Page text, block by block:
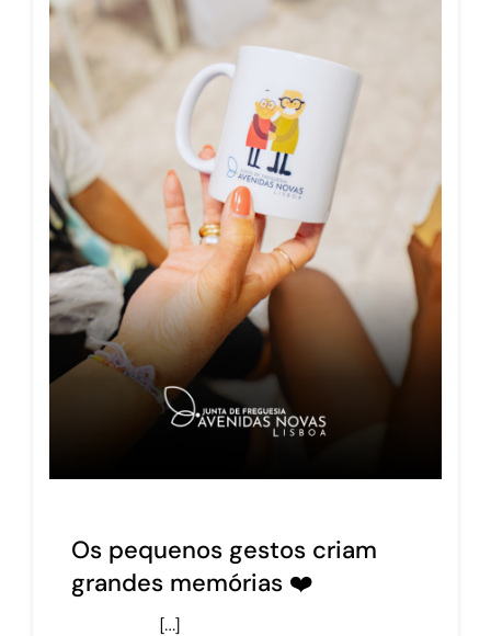
Os pequenos gestos criam
grandes memórias ❤️
[…]